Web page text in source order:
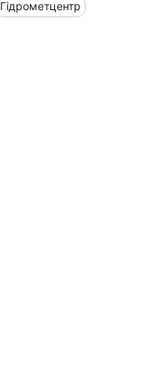
Гідрометцентр